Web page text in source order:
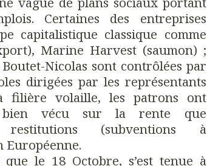
Certaines des entreprises
capitalistique classique comme
Marine Harvest (saumon) ;
Boutet-Nicolas sont contrôlées par
dirigées par les représentants
filière volaille, les patrons ont
bien vécu sur la rente que
(subventions à
Européenne.
que le 18 Octobre, s’est tenue à